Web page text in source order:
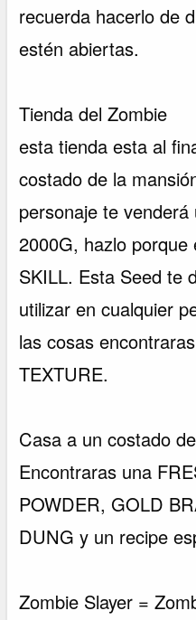
recuerda hacerlo de
estén abiertas.
Tienda del Zombie
esta tienda esta al
costado de la
personaje te
2000G, hazlo
SKILL. Esta Seed te
utilizar en cualquier
las cosas
TEXTURE.
Casa a un costado
Encontraras una
POWDER, GOLD
DUNG y un recipe
Zombie Slayer =